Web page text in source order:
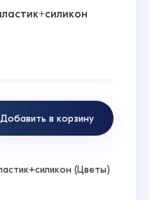
Добавить в корзину